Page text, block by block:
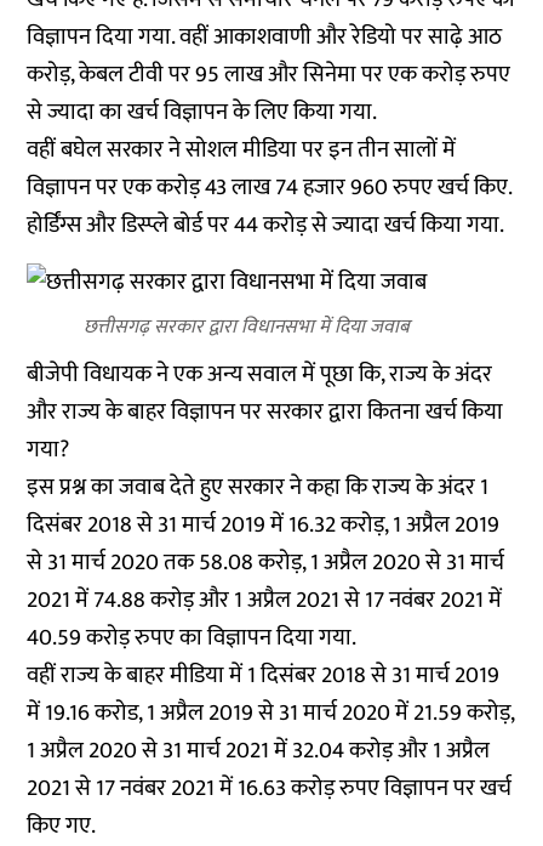
विज्ञापन दिया गया. वहीं आकाशवाणी और रेडियो पर साढ़े आठ
करोड़, केबल टीवी पर 95 लाख और सिनेमा पर एक करोड़ रुपए
से ज्यादा का खर्च विज्ञापन के लिए किया गया.
वहीं बघेल सरकार ने सोशल मीडिया पर इन तीन सालों में
विज्ञापन पर एक करोड़ 43 लाख 74 हजार 960 रुपए खर्च किए.
होर्डिंग्स और डिस्प्ले बोर्ड पर 44 करोड़ से ज्यादा खर्च किया गया.
छत्तीसगढ़ सरकार द्वारा विधानसभा में दिया जवाब
बीजेपी विधायक ने एक अन्य सवाल में पूछा कि, राज्य के अंदर
और राज्य के बाहर विज्ञापन पर सरकार द्वारा कितना खर्च किया
गया?
इस प्रश्न का जवाब देते हुए सरकार ने कहा कि राज्य के अंदर 1
दिसंबर 2018 से 31 मार्च 2019 में 16.32 करोड़, 1 अप्रैल 2019
से 31 मार्च 2020 तक 58.08 करोड़, 1 अप्रैल 2020 से 31 मार्च
2021 में 74.88 करोड़ और 1 अप्रैल 2021 से 17 नवंबर 2021 में
40.59 करोड़ रुपए का विज्ञापन दिया गया.
वहीं राज्य के बाहर मीडिया में 1 दिसंबर 2018 से 31 मार्च 2019
में 19.16 करोड, 1 अप्रैल 2019 से 31 मार्च 2020 में 21.59 करोड़,
1 अप्रैल 2020 से 31 मार्च 2021 में 32.04 करोड़ और 1 अप्रैल
2021 से 17 नवंबर 2021 में 16.63 करोड़ रुपए विज्ञापन पर खर्च
किए गए.